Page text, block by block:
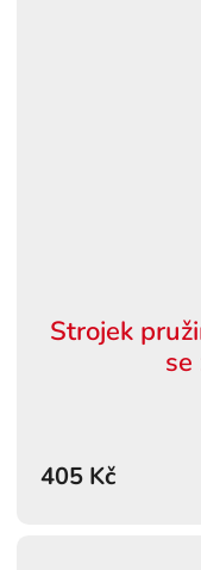
Strojek
se
405 Kč